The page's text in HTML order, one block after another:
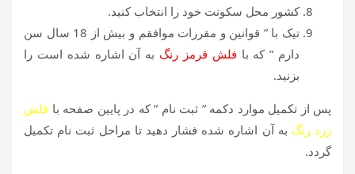
کشور محل سکونت خود را انتخاب کنید.
تیک با ” قوانین و مقررات موافقم و بیش از 18 سال سن
دارم ” که با فلش قرمز رنگ به آن اشاره شده است را
بزنید.
پس از تکمیل موارد دکمه ” ثبت نام ” که در پایین صفحه با فلش
زرد رنگ به آن اشاره شده فشار دهید تا مراحل ثبت نام تکمیل
گردد.